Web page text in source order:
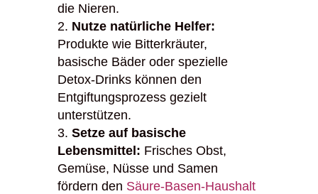
die Nieren.
Nutze natürliche Helfer:
Produkte wie Bitterkräuter,
basische Bäder oder spezielle
Detox-Drinks können den
Entgiftungsprozess gezielt
unterstützen.
Setze auf basische
Lebensmittel: Frisches Obst,
Gemüse, Nüsse und Samen
fördern den Säure-Basen-Haushalt